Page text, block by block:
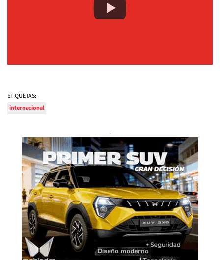
ETIQUETAS:
internacional